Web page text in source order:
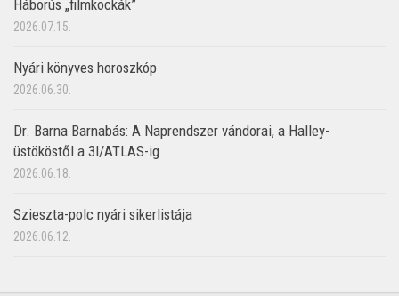
Háborús „filmkockák”
2026.07.15.
Nyári könyves horoszkóp
2026.06.30.
Dr. Barna Barnabás: A Naprendszer vándorai, a Halley-
üstököstől a 3I/ATLAS-ig
2026.06.18.
Szieszta-polc nyári sikerlistája
2026.06.12.